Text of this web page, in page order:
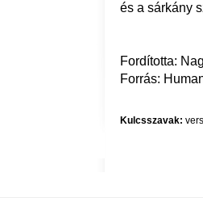
és a sárkány
Fordította:
Forrás:
Kulcsszavak: vers